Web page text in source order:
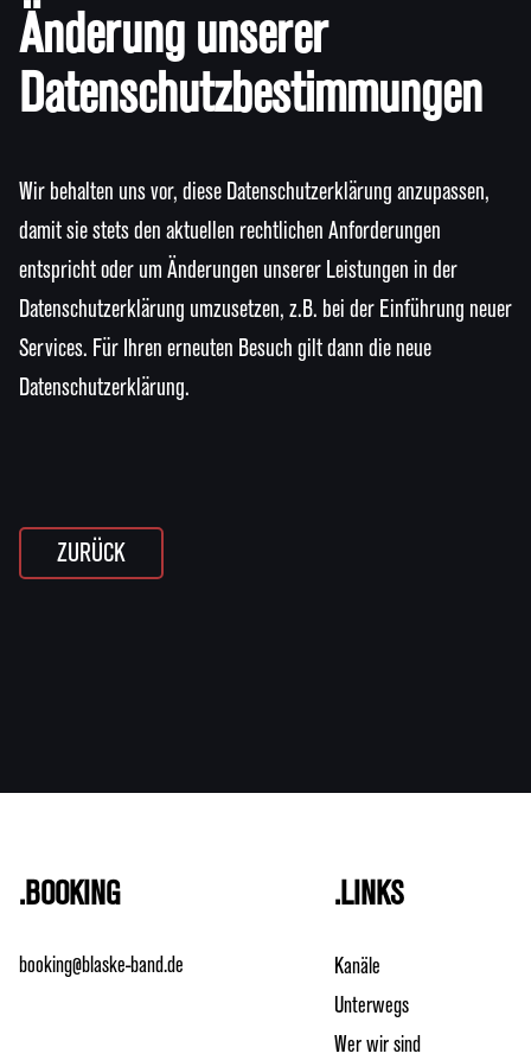
Änderung unserer
Datenschutzbestimmungen
Wir behalten uns vor, diese Datenschutzerklärung anzupassen,
damit sie stets den aktuellen rechtlichen Anforderungen
entspricht oder um Änderungen unserer Leistungen in der
Datenschutzerklärung umzusetzen, z.B. bei der Einführung neuer
Services. Für Ihren erneuten Besuch gilt dann die neue
Datenschutzerklärung.
ZURÜCK
.BOOKING
booking@blaske-band.de
.LINKS
Kanäle
Unterwegs
Wer wir sind